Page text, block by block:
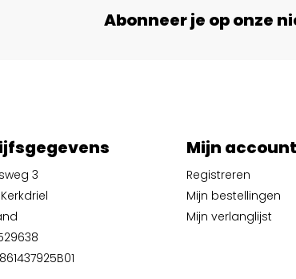
Abonneer je op onze
3
Kerkdriel
Mijn account
Registreren
Mijn bestellingen
Mijn verlanglijst